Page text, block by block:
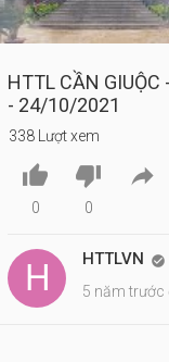
HTTL CẦN
- 24/10/2021
338 Lượt xem

0

0

HTTLVN 
5 năm trước